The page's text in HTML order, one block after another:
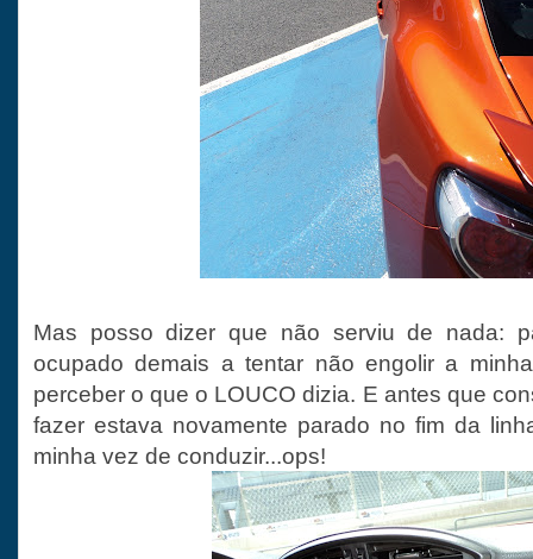
Mas posso dizer que não serviu de nada:
ocupado demais a tentar não engolir a
perceber o que o LOUCO dizia. E antes que
fazer estava novamente parado no fim da
minha vez de conduzir...ops!